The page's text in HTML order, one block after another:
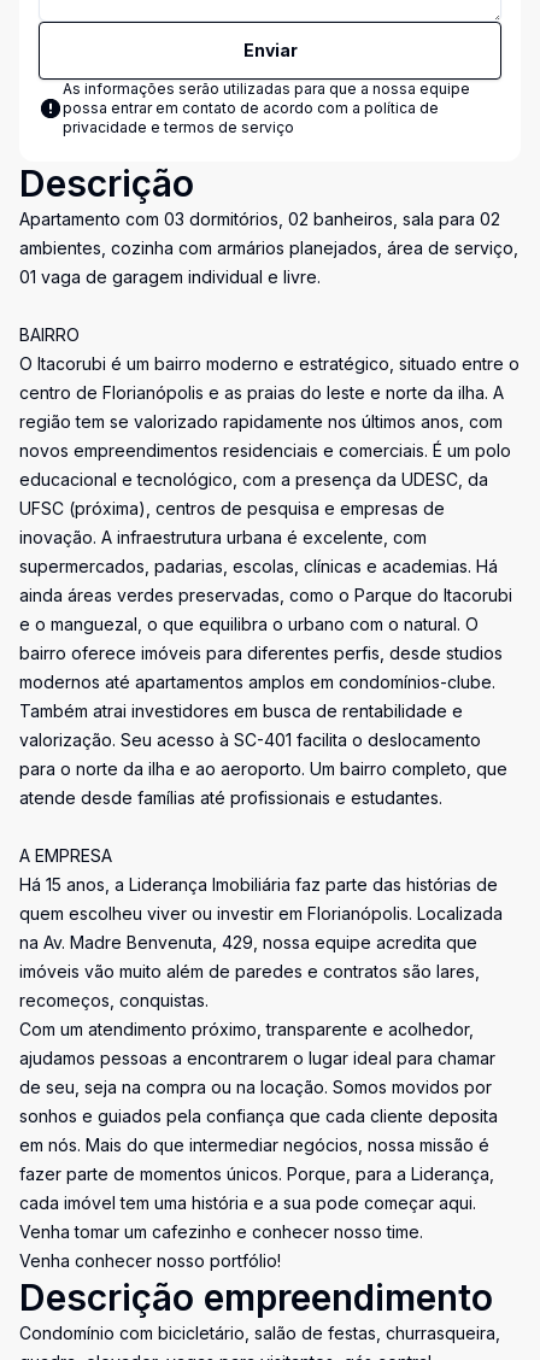
Enviar
As informações serão utilizadas para que a nossa equipe
possa entrar em contato de acordo com a política de
privacidade e termos de serviço
Descrição
Apartamento com 03 dormitórios, 02 banheiros, sala para 02
ambientes, cozinha com armários planejados, área de serviço,
01 vaga de garagem individual e livre.
BAIRRO
O Itacorubi é um bairro moderno e estratégico, situado entre o
centro de Florianópolis e as praias do leste e norte da ilha. A
região tem se valorizado rapidamente nos últimos anos, com
novos empreendimentos residenciais e comerciais. É um polo
educacional e tecnológico, com a presença da UDESC, da
UFSC (próxima), centros de pesquisa e empresas de
inovação. A infraestrutura urbana é excelente, com
supermercados, padarias, escolas, clínicas e academias. Há
ainda áreas verdes preservadas, como o Parque do Itacorubi
e o manguezal, o que equilibra o urbano com o natural. O
bairro oferece imóveis para diferentes perfis, desde studios
modernos até apartamentos amplos em condomínios-clube.
Também atrai investidores em busca de rentabilidade e
valorização. Seu acesso à SC-401 facilita o deslocamento
para o norte da ilha e ao aeroporto. Um bairro completo, que
atende desde famílias até profissionais e estudantes.
A EMPRESA
Há 15 anos, a Liderança Imobiliária faz parte das histórias de
quem escolheu viver ou investir em Florianópolis. Localizada
na Av. Madre Benvenuta, 429, nossa equipe acredita que
imóveis vão muito além de paredes e contratos são lares,
recomeços, conquistas.
Com um atendimento próximo, transparente e acolhedor,
ajudamos pessoas a encontrarem o lugar ideal para chamar
de seu, seja na compra ou na locação. Somos movidos por
sonhos e guiados pela confiança que cada cliente deposita
em nós. Mais do que intermediar negócios, nossa missão é
fazer parte de momentos únicos. Porque, para a Liderança,
cada imóvel tem uma história e a sua pode começar aqui.
Venha tomar um cafezinho e conhecer nosso time.
Venha conhecer nosso portfólio!
Descrição empreendimento
Condomínio com bicicletário, salão de festas, churrasqueira,